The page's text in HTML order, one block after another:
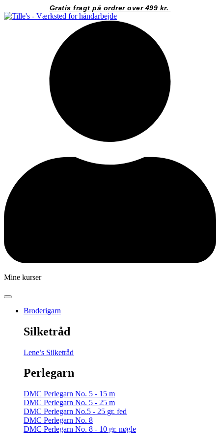
til
Gratis fragt på ordrer over 499 kr.
Mine kurser
Broderigarn
Silketråd
Lene’s Silketråd
Perlegarn
DMC Perlegarn No. 5 - 15 m
DMC Perlegarn No. 5 - 25 m
DMC Perlegarn No.5 - 25 gr. fed
DMC Perlegarn No. 8
DMC Perlegarn No. 8 - 10 gr. nøgle